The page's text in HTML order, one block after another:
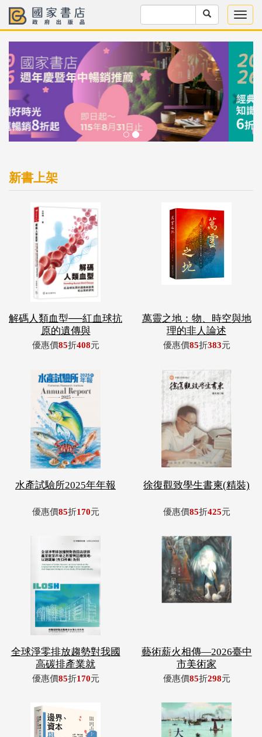
新書上架
解碼人類血型──紅血球抗
原的遺傳與
優惠價85折408元
萬靈之地：物、時空與地
理的非人論述
優惠價85折383元
水產試驗所2025年年報
優惠價85折170元
徐復觀致學生書柬(精裝)
優惠價85折425元
全球淨零排放趨勢對我國
高碳排產業就
優惠價85折170元
藝術薪火相傳—2026臺中
市美術家
優惠價85折298元